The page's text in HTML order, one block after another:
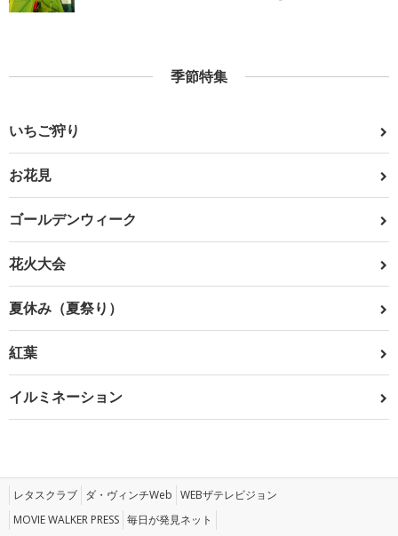
季節特集
いちご狩り
お花見
ゴールデンウィーク
花火大会
夏休み（夏祭り）
紅葉
イルミネーション
レタスクラブ ダ・ヴィンチWeb WEBザテレビジョン
MOVIE WALKER PRESS 毎日が発見ネット